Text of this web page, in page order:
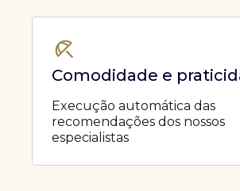
Comodidade e
Execução automática das
recomendações dos nossos
especialistas